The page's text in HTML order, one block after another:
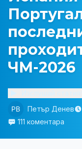
ЧМ-2026
Петър Денев
111 коментара